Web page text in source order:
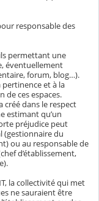
responsable des
permettant une
éventuellement
forum, blog…).
et à la
de ces espaces.
créé dans le respect
estimant qu’un
préjudice peut
(gestionnaire du
ou au responsable de
d’établissement,
la collectivité qui met
ne sauraient être